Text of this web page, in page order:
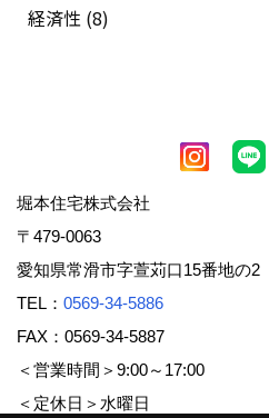
経済性 (8)
堀本住宅株式会社
〒479-0063
愛知県常滑市字萱苅口15番地の2
TEL： 0569-34-5886
FAX：0569-34-5887
＜営業時間＞9:00～17:00
＜定休日＞水曜日